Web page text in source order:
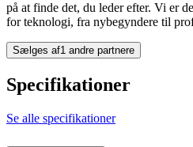
på at finde det, du leder efter. Vi er
for teknologi, fra nybegyndere til
Sælges af1 andre partnere
Specifikationer
Se alle specifikationer